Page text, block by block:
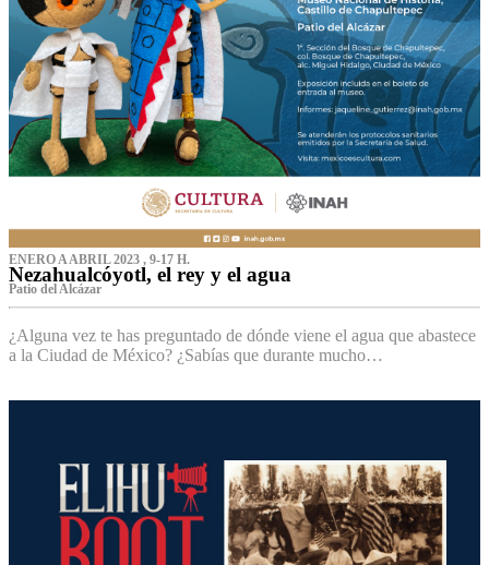
ENERO A ABRIL 2023 , 9-17 H.
Nezahualcóyotl, el rey y el agua
Patio del Alcázar
¿Alguna vez te has preguntado de dónde viene el agua que abastece
a la Ciudad de México? ¿Sabías que durante mucho…